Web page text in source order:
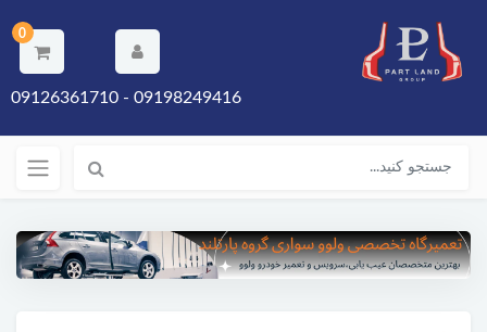
0
09198249416 - 09126361710